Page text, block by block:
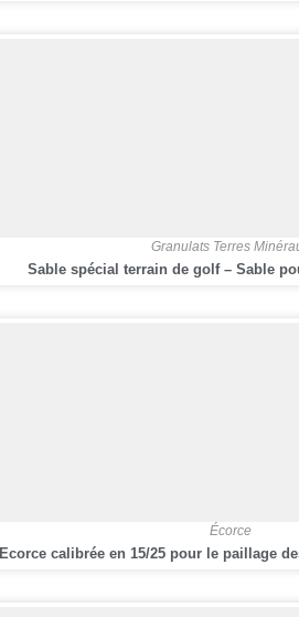
Granulats Terres
Sable spécial terrain de golf – Sable
Écorce
Ecorce calibrée en 15/25 pour le paillage